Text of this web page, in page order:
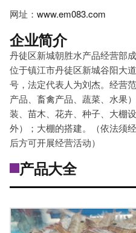
网址： www.em083.com
企业简介
丹徒区新城朝胜水产品经营部
位于镇江市丹徒区新城谷阳大
号，法定代表人为刘杰。经营
产品、畜禽产品、蔬菜、水果
装、苗木、花卉、种子、大棚
外）；大棚的搭建。（依法须
后方可开展经营活动）
产品大全